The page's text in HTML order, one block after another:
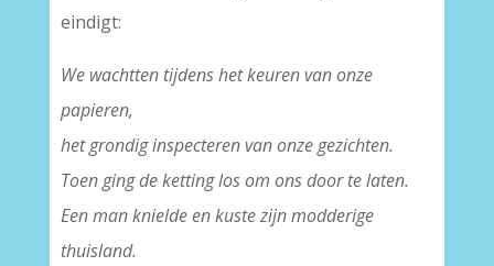
eindigt:
We wachtten tijdens het keuren van onze
papieren,
het grondig inspecteren van onze gezichten.
Toen ging de ketting los om ons door te laten.
Een man knielde en kuste zijn modderige
thuisland.